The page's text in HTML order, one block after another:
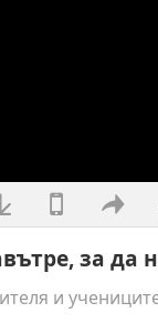
за да
и